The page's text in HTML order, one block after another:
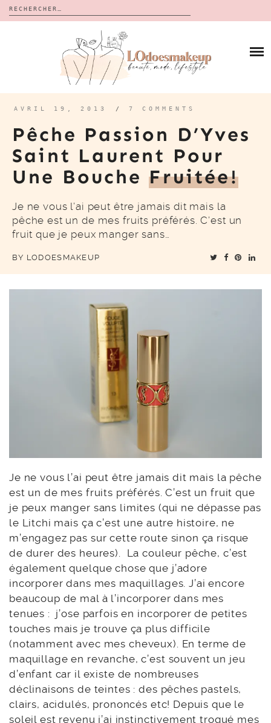
Rechercher :
CALENDRIERS DE L’AVENT
BON PLAN
À PROPOS
CONTACT
AVRIL 19, 2013 / 7 COMMENTS
Pêche Passion D’Yves
Saint Laurent Pour
Une BoucheFruitée!
Je ne vous l’ai peut être jamais dit mais la
pêche est un de mes fruits préférés. C’est un
fruit que je peux manger sans…
BY LODOESMAKEUP
Je ne vous l’ai peut être jamais dit mais la pêche
est un de mes fruits préférés. C’est un fruit que
je peux manger sans limites (qui ne dépasse pas
le Litchi mais ça c’est une autre histoire, ne
m’engagez pas sur cette route sinon ça risque
de durer des heures). La couleur pêche, c’est
également quelque chose que j’adore
incorporer dans mes maquillages. J’ai encore
beaucoup de mal à l’incorporer dans mes
tenues : j’ose parfois en incorporer de petites
touches mais je trouve ça plus difficile
(notamment avec mes cheveux). En terme de
maquillage en revanche, c’est souvent un jeu
d’enfant car il existe de nombreuses
déclinaisons de teintes : des pêches pastels,
clairs, acidulés, prononcés etc! Depuis que le
soleil est revenu j’ai instinctivement troqué mes